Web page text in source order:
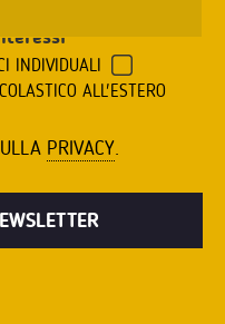
INDIVIDUALI
ALL'ESTERO
PRIVACY.